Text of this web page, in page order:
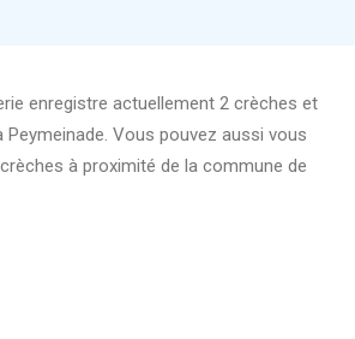
enregistre actuellement 2 crèches et
Peymeinade. Vous pouvez aussi vous
à proximité de la commune de